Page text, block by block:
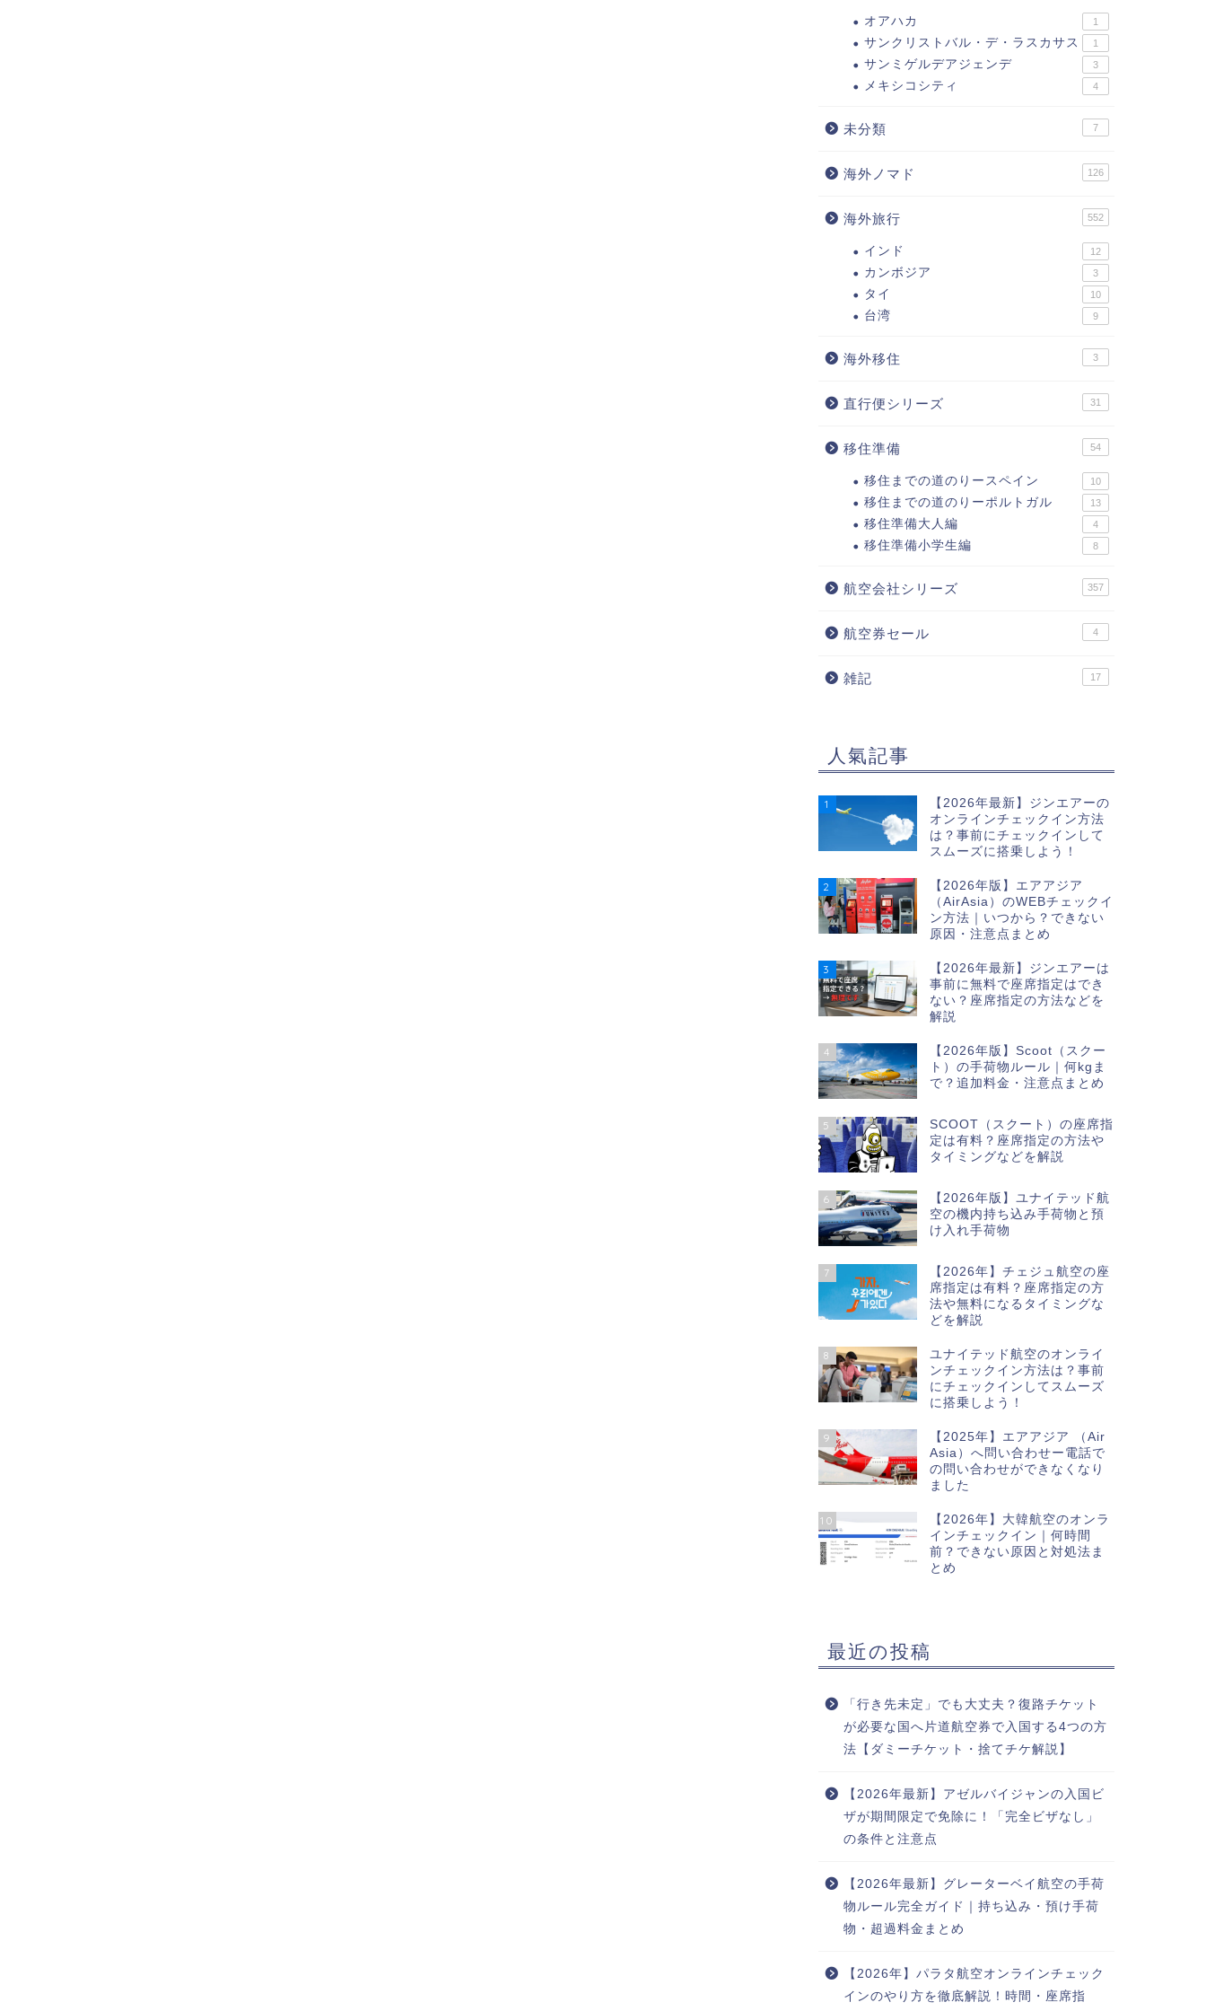
オアハカ 1
サンクリストバル・デ・ラスカサス 1
サンミゲルデアジェンデ 3
メキシコシティ 4
未分類 7
海外ノマド 126
海外旅行 552
インド 12
カンボジア 3
タイ 10
台湾 9
海外移住 3
直行便シリーズ 31
移住準備 54
移住までの道のりースペイン 10
移住までの道のりーポルトガル 13
移住準備大人編 4
移住準備小学生編 8
航空会社シリーズ 357
航空券セール 4
雑記 17
人氣記事
1
【2026年最新】ジンエアーの
オンラインチェックイン方法
は？事前にチェックインして
スムーズに搭乗しよう！
2
【2026年版】エアアジア
（AirAsia）のWEBチェックイ
ン方法｜いつから？できない
原因・注意点まとめ
3
【2026年最新】ジンエアーは
事前に無料で座席指定はでき
ない？座席指定の方法などを
解説
4
【2026年版】Scoot（スクー
ト）の手荷物ルール｜何kgま
で？追加料金・注意点まとめ
5
SCOOT（スクート）の座席指
定は有料？座席指定の方法や
タイミングなどを解説
6
【2026年版】ユナイテッド航
空の機内持ち込み手荷物と預
け入れ手荷物
7
【2026年】チェジュ航空の座
席指定は有料？座席指定の方
法や無料になるタイミングな
どを解説
8
ユナイテッド航空のオンライ
ンチェックイン方法は？事前
にチェックインしてスムーズ
に搭乗しよう！
9
【2025年】エアアジア （Air
Asia）へ問い合わせー電話で
の問い合わせができなくなり
ました
10
【2026年】大韓航空のオンラ
インチェックイン｜何時間
前？できない原因と対処法ま
とめ
最近の投稿
「行き先未定」でも大丈夫？復路チケット
が必要な国へ片道航空券で入国する4つの方
法【ダミーチケット・捨てチケ解説】
【2026年最新】アゼルバイジャンの入国ビ
ザが期間限定で免除に！「完全ビザなし」
の条件と注意点
【2026年最新】グレーターベイ航空の手荷
物ルール完全ガイド｜持ち込み・預け手荷
物・超過料金まとめ
【2026年】パラタ航空オンラインチェック
インのやり方を徹底解説！時間・座席指